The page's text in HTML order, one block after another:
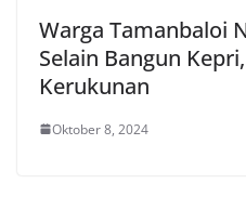
Warga Tamanbaloi
Selain Bangun
Kerukunan
Oktober 8, 2024